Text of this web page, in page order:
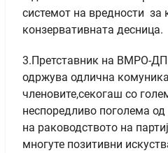
системот на вредности за
конзервативната десница.
3.Претставник на ВМРО-
одржува одлична
членовите,секогаш со
неспоредливo поголема
на раководството на
многуте позитивни